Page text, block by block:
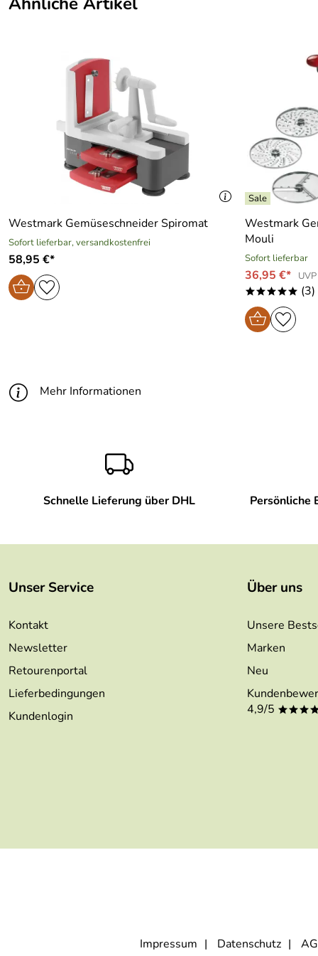
Westmark Gemüseschneider Spiromat
Sofort lieferbar, versandkostenfrei
58,95 €*
Westmark
Mouli
Sofort lieferbar
36,95 €*
***** (3)
Mehr Informationen
Schnelle Lieferung über DHL
Persönliche
Unser Service
Kontakt
Newsletter
Retourenportal
Lieferbedingungen
Kundenlogin
Über uns
Unsere
Marken
Neu
4,9/5
Impressum Datenschutz